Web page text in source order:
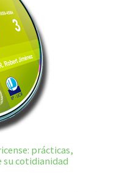
prácticas,
su cotidianidad